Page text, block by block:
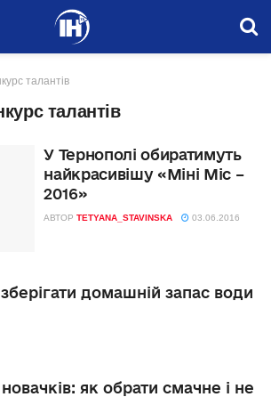
талантів
талантів
У Тернополі обиратимуть
найкрасивішу «Міні Міс –
2016»
АВТОР TETYANA_STAVINSKA 03.06.2016
домашній запас води
як обрати смачне і не